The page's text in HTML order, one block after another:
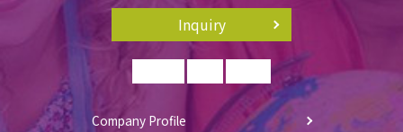
Inquiry
Company Profile